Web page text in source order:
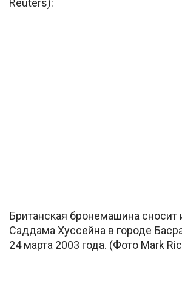
Британская бронемашина сносит
Саддама Хуссейна в городе
24 марта 2003 года. (Фото Mark